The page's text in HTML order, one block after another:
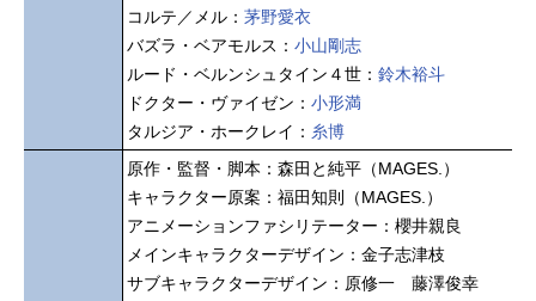
コルテ／メル： 茅野愛衣
バズラ・ベアモルス： 小山剛志
ルード・ベルンシュタイン４世： 鈴木裕斗
ドクター・ヴァイゼン： 小形満
タルジア・ホークレイ： 糸博
原作・監督・脚本：森田と純平（MAGES.）
キャラクター原案：福田知則（MAGES.）
アニメーションファシリテーター：櫻井親良
メインキャラクターデザイン：金子志津枝
サブキャラクターデザイン：原修一 藤澤俊幸